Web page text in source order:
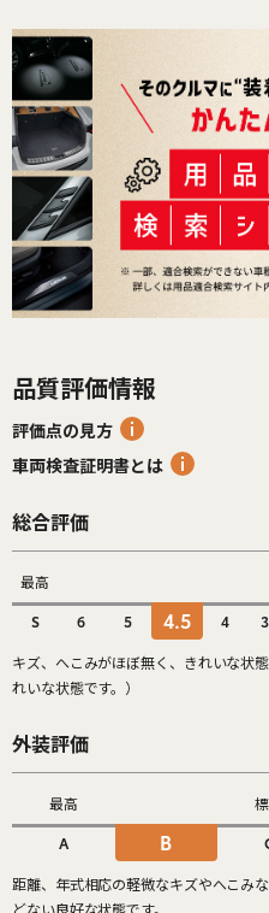
品質評価情報
評価点の見方
車両検査証明書とは
総合評価
最高
S 6 5 4.5 4
キズ、へこみがほぼ無く、きれいな状
れいな状態です。）
外装評価
最高
A B
距離、年式相応の軽微なキズやへこみ